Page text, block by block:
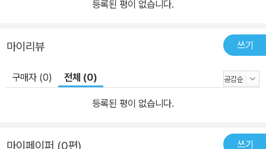
등록된 평이 없습니다.
마이리뷰 쓰기
구매자 (0) 전체 (0)
등록된 평이 없습니다.
마이페이퍼 (0편) 쓰기